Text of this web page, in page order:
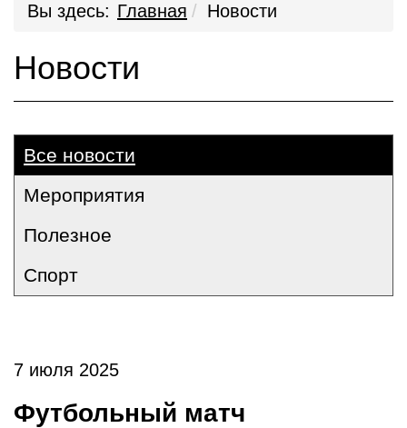
Вы здесь: Главная Новости
Новости
Все новости
Мероприятия
Полезное
Спорт
7 июля 2025
Футбольный матч